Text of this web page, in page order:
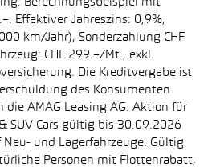
Berechnungsbeispiel mit
Effektiver Jahreszins: 0,9%,
km/Jahr), Sonderzahlung CHF
CHF 299.–/Mt., exkl.
Die Kreditvergabe ist
des Konsumenten
AMAG Leasing AG. Aktion für
SUV Cars gültig bis 30.09.2026
und Lagerfahrzeuge. Gültig
Personen mit Flottenrabatt,